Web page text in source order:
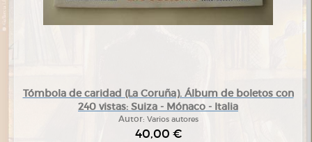
Tómbola de caridad (La Coruña). Álbum de boletos con
240 vistas: Suiza - Mónaco - Italia
Autor: Varios autores
40,00 €